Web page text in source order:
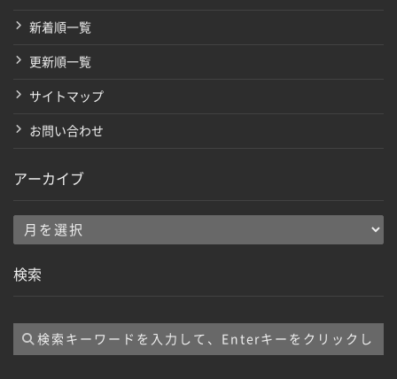
新着順一覧
更新順一覧
サイトマップ
お問い合わせ
アーカイブ
ア
カ
ブ
検索